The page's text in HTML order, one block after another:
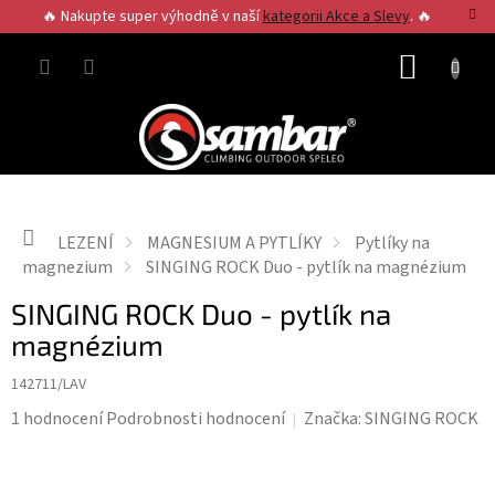
na
obsah
🔥 Nakupte super výhodně v našíkategorii Akce a Slevy. 🔥
Domů
LEZENÍ MAGNESIUM A PYTLÍKY
Pytlíky na
magnezium
SINGING ROCK Duo - pytlík na magnézium
SINGING ROCK Duo - pytlík na
magnézium
142711/LAV
Průměrné
1 hodnoceníPodrobnosti hodnocení Značka:SINGING ROCK